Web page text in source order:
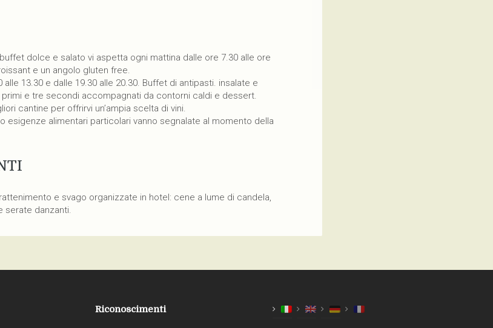
dolce e salato vi aspetta ogni mattina dalle ore 7.30 alle ore
e un angolo gluten free.
alle 13.30 e dalle 19.30 alle 20.30. Buffet di antipasti. insalate e
e tre secondi accompagnati da contorni caldi e dessert.
cantine per offrirvi un’ampia scelta di vini.
esigenze alimentari particolari vanno segnalate al momento della
e svago organizzate in hotel: cene a lume di candela,
danzanti.
Riconoscimenti